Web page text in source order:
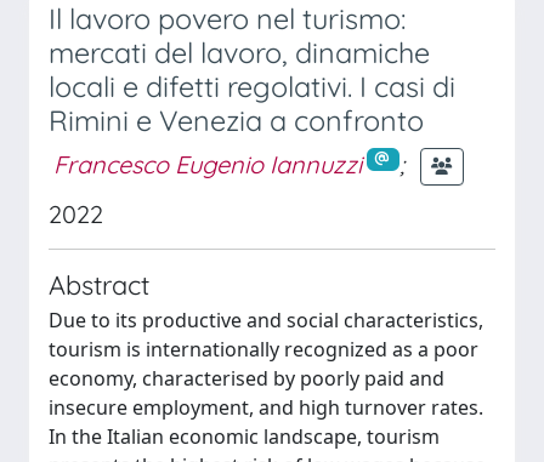
Il lavoro povero nel turismo:
mercati del lavoro, dinamiche
locali e difetti regolativi. I casi di
Rimini e Venezia a confronto
Francesco Eugenio Iannuzzi
;
2022
Abstract
Due to its productive and social characteristics,
tourism is internationally recognized as a poor
economy, characterised by poorly paid and
insecure employment, and high turnover rates.
In the Italian economic landscape, tourism